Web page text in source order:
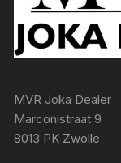
MVR Joka Dealer
Marconistraat 9
8013 PK Zwolle